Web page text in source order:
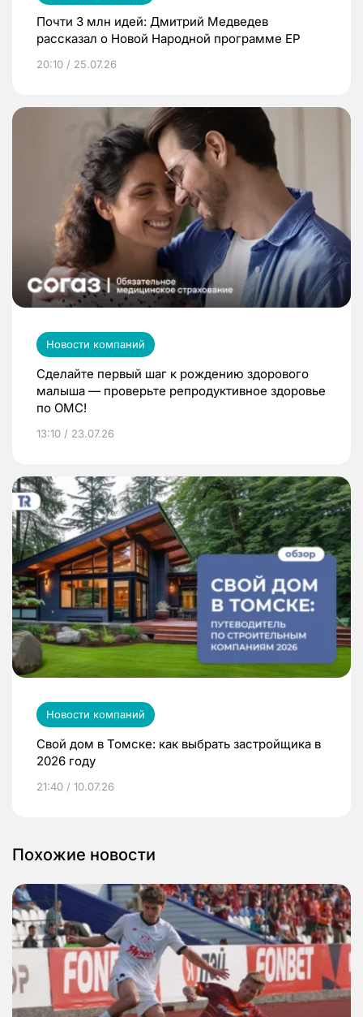
Почти 3 млн идей: Дмитрий Медведев
рассказал о Новой Народной программе ЕР
20:10 / 25.07.26
Новости компаний
Сделайте первый шаг к рождению здорового
малыша — проверьте репродуктивное здоровье
по ОМС!
13:10 / 23.07.26
Новости компаний
Свой дом в Томске: как выбрать застройщика в
2026 году
21:40 / 10.07.26
Похожие новости